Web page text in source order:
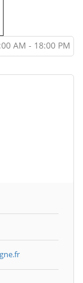
AM - 18:00 PM